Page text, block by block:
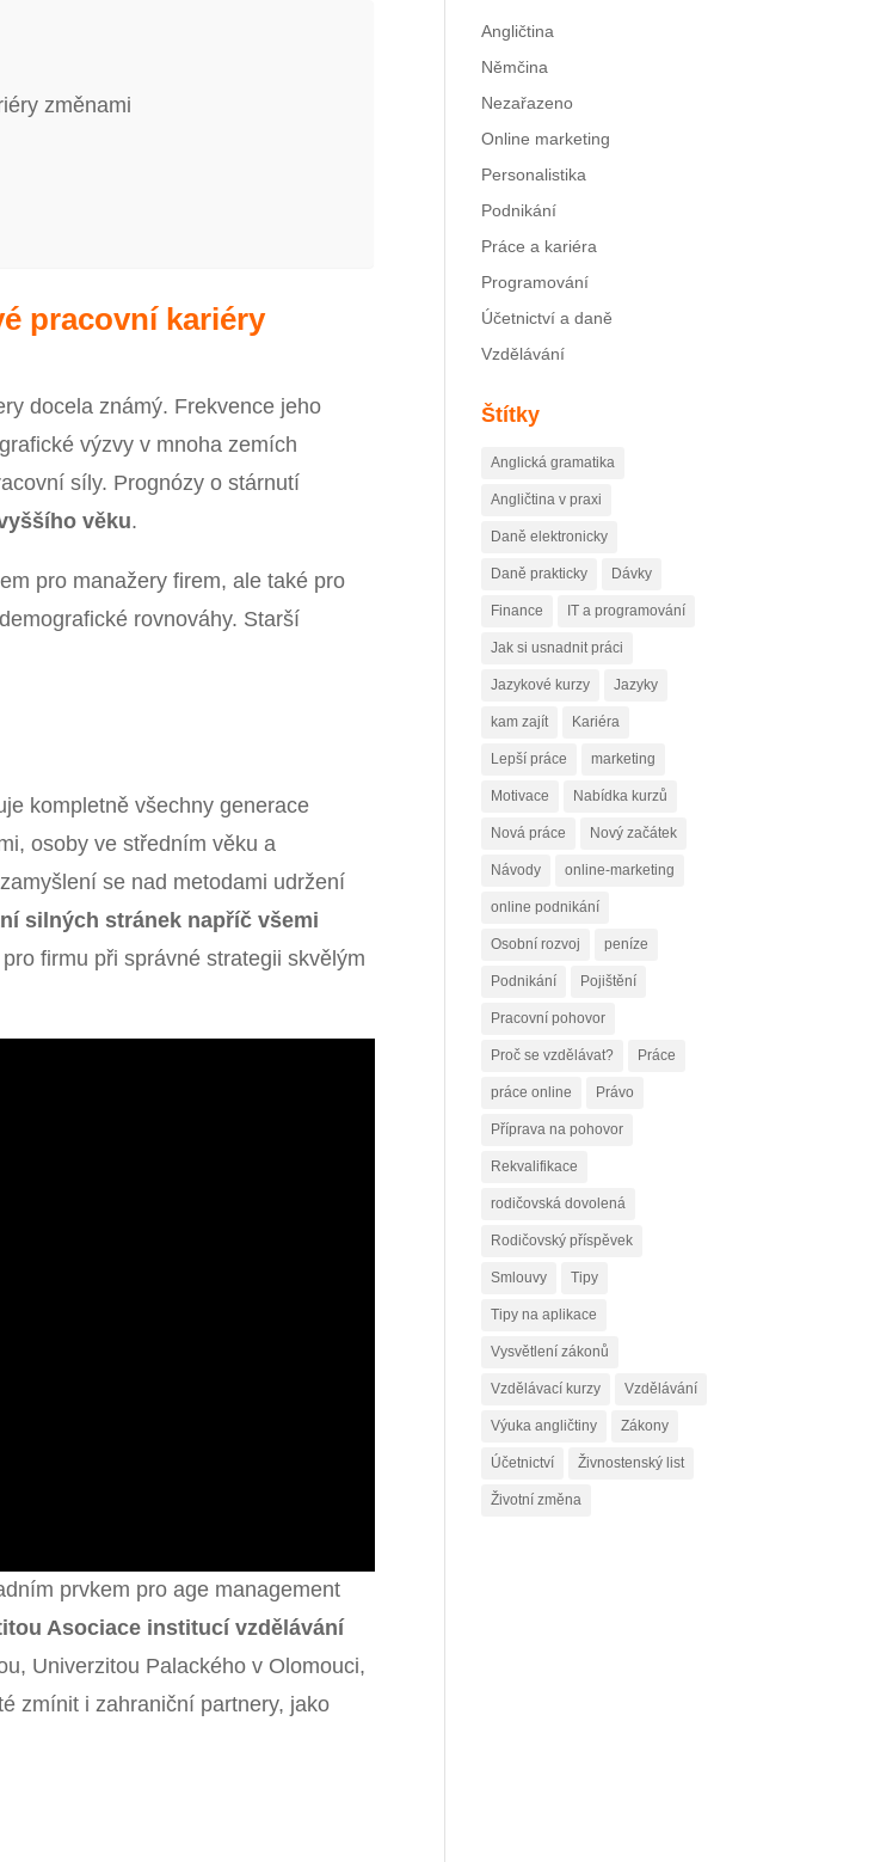
změnami
pracovní kariéry
docela známý. Frekvence jeho
výzvy v mnoha zemích
síly. Prognózy o stárnutí
věku.
pro manažery firem, ale také pro
rovnováhy. Starší
kompletně všechny generace
osoby ve středním věku a
se nad metodami udržení
silných stránek napříč všemi
firmu při správné strategii skvělým
prvkem pro age management
Asociace institucí vzdělávání
Univerzitou Palackého v Olomouci,
zmínit i zahraniční partnery, jako
Angličtina
Němčina
Nezařazeno
Online marketing
Personalistika
Podnikání
Práce a kariéra
Programování
Účetnictví a daně
Vzdělávání
Štítky
Anglická gramatika
Angličtina v praxi
Daně elektronicky
Daně prakticky Dávky
Finance IT a programování
Jak si usnadnit práci
Jazykové kurzy Jazyky
kam zajít Kariéra
Lepší práce marketing
Motivace Nabídka kurzů
Nová práce Nový začátek
Návody online-marketing
online podnikání
Osobní rozvoj peníze
Podnikání Pojištění
Pracovní pohovor
Proč se vzdělávat? Práce
práce online Právo
Příprava na pohovor
Rekvalifikace
rodičovská dovolená
Rodičovský příspěvek
Smlouvy Tipy
Tipy na aplikace
Vysvětlení zákonů
Vzdělávací kurzy Vzdělávání
Výuka angličtiny Zákony
Účetnictví Živnostenský list
Životní změna